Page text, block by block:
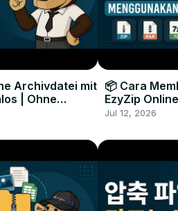
Archivdatei mit
| Ohne
📦 Cara
EzyZip
Perangkat
Jul 12, 2026